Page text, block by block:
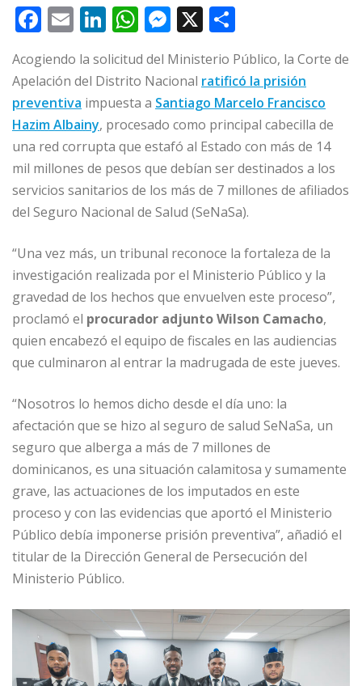
F
a
c
e
b
o
o
k
E
m
ai
l
Li
n
k
e
dI
n
W
h
at
s
A
p
p
M
e
ss
e
n
g
e
r
X
o
m
p
ar
ti
r
Acogiendo la solicitud del Ministerio Público, la Corte de
Apelación del Distrito Nacional ratificó la prisión
preventiva impuesta a Santiago Marcelo Francisco
Hazim Albainy, procesado como principal cabecilla de
una red corrupta que estafó al Estado con más de 14
mil millones de pesos que debían ser destinados a los
servicios sanitarios de los más de 7 millones de afiliados
del Seguro Nacional de Salud (SeNaSa).
“Una vez más, un tribunal reconoce la fortaleza de la
investigación realizada por el Ministerio Público y la
gravedad de los hechos que envuelven este proceso”,
proclamó el procurador adjunto Wilson Camacho,
quien encabezó el equipo de fiscales en las audiencias
que culminaron al entrar la madrugada de este jueves.
“Nosotros lo hemos dicho desde el día uno: la
afectación que se hizo al seguro de salud SeNaSa, un
seguro que alberga a más de 7 millones de
dominicanos, es una situación calamitosa y sumamente
grave, las actuaciones de los imputados en este
proceso y con las evidencias que aportó el Ministerio
Público debía imponerse prisión preventiva”, añadió el
titular de la Dirección General de Persecución del
Ministerio Público.